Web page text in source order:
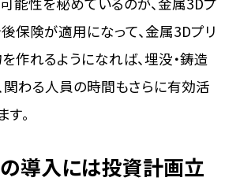
後保険が適用になって、金属3Dプリ
作れるようになれば、埋没・鋳造
関わる人員の時間もさらに有効活
。
導入には投資計画立